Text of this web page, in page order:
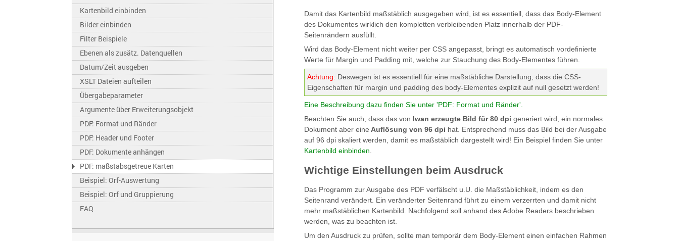
Kartenbild einbinden
Bilder einbinden
Filter Beispiele
Ebenen als zusätz. Datenquellen
Datum/Zeit ausgeben
XSLT Dateien aufteilen
Übergabeparameter
Argumente über Erweiterungsobjekt
PDF: Format und Ränder
PDF: Header und Footer
PDF: Dokumente anhängen
PDF: maßstabsgetreue Karten
Beispiel: Orf-Auswertung
Beispiel: Orf und Gruppierung
FAQ
Damit das Kartenbild maßstäblich ausgegeben wird, ist es essentiell, dass das Body-Element
des Dokumentes wirklich den kompletten verbleibenden Platz innerhalb der PDF-
Seitenrändern ausfüllt.
Wird das Body-Element nicht weiter per CSS angepasst, bringt es automatisch vordefinierte
Werte für Margin und Padding mit, welche zur Stauchung des Body-Elementes führen.
Achtung: Deswegen ist es essentiell für eine maßstäbliche Darstellung, dass die CSS-
Eigenschaften für margin und padding des body-Elementes explizit auf null gesetzt werden!
Eine Beschreibung dazu finden Sie unter 'PDF: Format und Ränder'.
Beachten Sie auch, dass das von Iwan erzeugte Bild für 80 dpi generiert wird, ein normales
Dokument aber eine Auflösung von 96 dpi hat. Entsprechend muss das Bild bei der Ausgabe
auf 96 dpi skaliert werden, damit es maßstäblich dargestellt wird! Ein Beispiel finden Sie unter
Kartenbild einbinden
Wichtige Einstellungen beim Ausdruck
Das Programm zur Ausgabe des PDF verfälscht u.U. die Maßstäblichkeit, indem es den
Seitenrand verändert. Ein veränderter Seitenrand führt zu einem verzerrten und damit nicht
mehr maßstäblichen Kartenbild. Nachfolgend soll anhand des Adobe Readers beschrieben
werden, was zu beachten ist.
Um den Ausdruck zu prüfen, sollte man temporär dem Body-Element einen einfachen Rahmen